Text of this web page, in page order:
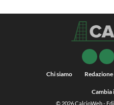
Chi siamo
© 2026CalcioWeb-